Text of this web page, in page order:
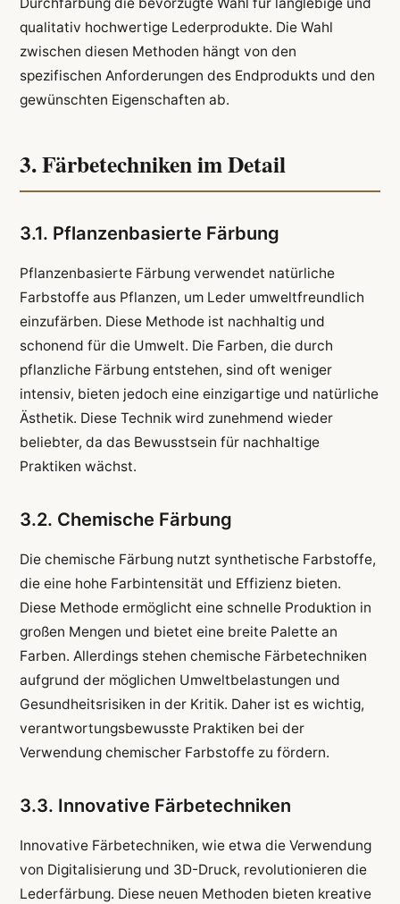
qualitativ hochwertige Lederprodukte. Die Wahl
zwischen diesen Methoden hängt von den
spezifischen Anforderungen des Endprodukts und den
gewünschten Eigenschaften ab.
3. Färbetechniken im Detail
3.1. Pflanzenbasierte Färbung
Pflanzenbasierte Färbung verwendet natürliche
Farbstoffe aus Pflanzen, um Leder umweltfreundlich
einzufärben. Diese Methode ist nachhaltig und
schonend für die Umwelt. Die Farben, die durch
pflanzliche Färbung entstehen, sind oft weniger
intensiv, bieten jedoch eine einzigartige und natürliche
Ästhetik. Diese Technik wird zunehmend wieder
beliebter, da das Bewusstsein für nachhaltige
Praktiken wächst.
3.2. Chemische Färbung
Die chemische Färbung nutzt synthetische Farbstoffe,
die eine hohe Farbintensität und Effizienz bieten.
Diese Methode ermöglicht eine schnelle Produktion in
großen Mengen und bietet eine breite Palette an
Farben. Allerdings stehen chemische Färbetechniken
aufgrund der möglichen Umweltbelastungen und
Gesundheitsrisiken in der Kritik. Daher ist es wichtig,
verantwortungsbewusste Praktiken bei der
Verwendung chemischer Farbstoffe zu fördern.
3.3. Innovative Färbetechniken
Innovative Färbetechniken, wie etwa die Verwendung
von Digitalisierung und 3D-Druck, revolutionieren die
Lederfärbung. Diese neuen Methoden bieten kreative